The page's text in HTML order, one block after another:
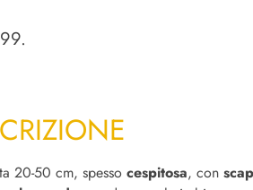
20-50 cm, spesso cespitosa, con